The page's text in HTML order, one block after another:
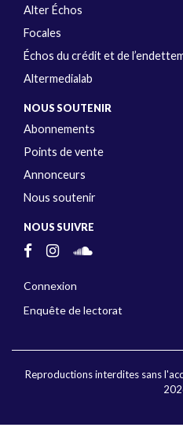
Alter Échos
Focales
Échos du crédit et de
Altermedialab
NOUS SOUTENIR
Abonnements
Points de vente
Annonceurs
Nous soutenir
NOUS SUIVRE
Connexion
Enquête de lectorat
Reproductions interdites sans